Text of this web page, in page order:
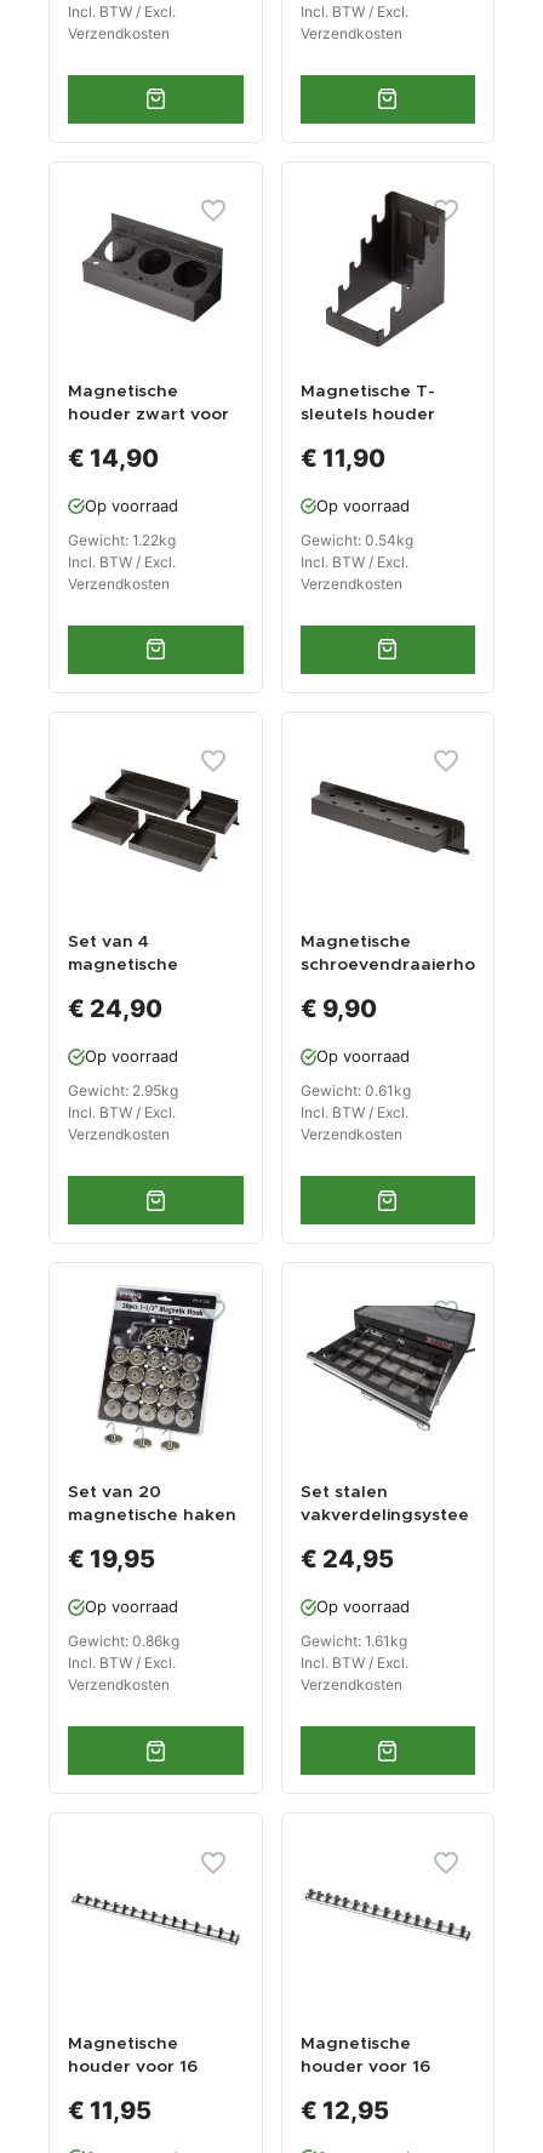
Incl. BTW / Excl.
Verzendkosten
Incl. BTW / Excl.
Verzendkosten
Magnetische
houder zwart voor
€ 14,90
Op voorraad
Gewicht: 1.22kg
Incl. BTW / Excl.
Verzendkosten
Magnetische T-
sleutels houder
€ 11,90
Op voorraad
Gewicht: 0.54kg
Incl. BTW / Excl.
Verzendkosten
Set van 4
magnetische
€ 24,90
Op voorraad
Gewicht: 2.95kg
Incl. BTW / Excl.
Verzendkosten
Magnetische
schroevendraaierho
€ 9,90
Op voorraad
Gewicht: 0.61kg
Incl. BTW / Excl.
Verzendkosten
Set van 20
magnetische haken
€ 19,95
Op voorraad
Gewicht: 0.86kg
Incl. BTW / Excl.
Verzendkosten
Set stalen
vakverdelingsystee
€ 24,95
Op voorraad
Gewicht: 1.61kg
Incl. BTW / Excl.
Verzendkosten
Magnetische
houder voor 16
doppenrail voor
€ 11,95
Magnetische
houder voor 16
doppenrail voor
€ 12,95